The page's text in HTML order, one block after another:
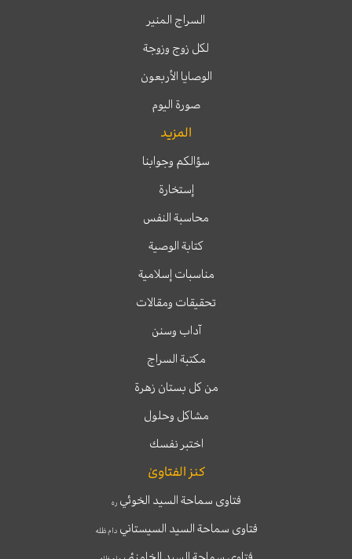
السراج المنير
لكل زوج وزوجة
الوصايا الأربعون
صورة اليوم
المزيد
سؤالكم وجوابنا
إستخارة
محاسبة النفس
كتابة الوصية
مناسبات إسلامية
تحقيقات ومقالات
آداب وسنن
مكتبة السراج
من كل بستان زهرة
مشاكل وحلول
اختبر نفسك
كنز الفتاوىٰ
فتاوى سماحة السيد الخوئيره
فتاوى سماحة السيد السيستانيدام ظله